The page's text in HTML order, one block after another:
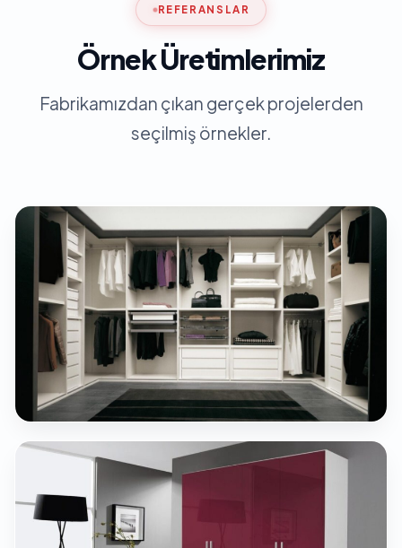
REFERANSLAR
Örnek Üretimlerimiz
Fabrikamızdan çıkan gerçek projelerden
seçilmiş örnekler.